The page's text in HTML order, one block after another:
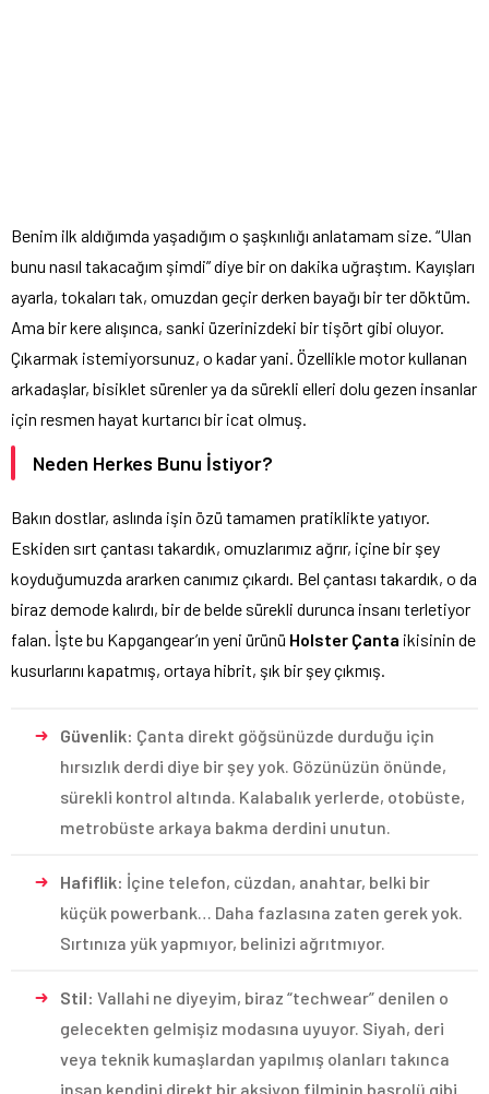
Benim ilk aldığımda yaşadığım o şaşkınlığı anlatamam size. “Ulan
bunu nasıl takacağım şimdi” diye bir on dakika uğraştım. Kayışları
ayarla, tokaları tak, omuzdan geçir derken bayağı bir ter döktüm.
Ama bir kere alışınca, sanki üzerinizdeki bir tişört gibi oluyor.
Çıkarmak istemiyorsunuz, o kadar yani. Özellikle motor kullanan
arkadaşlar, bisiklet sürenler ya da sürekli elleri dolu gezen insanlar
için resmen hayat kurtarıcı bir icat olmuş.
Neden Herkes Bunu İstiyor?
Bakın dostlar, aslında işin özü tamamen pratiklikte yatıyor.
Eskiden sırt çantası takardık, omuzlarımız ağrır, içine bir şey
koyduğumuzda ararken canımız çıkardı. Bel çantası takardık, o da
biraz demode kalırdı, bir de belde sürekli durunca insanı terletiyor
falan. İşte bu Kapgangear’ın yeni ürünü Holster Çanta ikisinin de
kusurlarını kapatmış, ortaya hibrit, şık bir şey çıkmış.
Güvenlik: Çanta direkt göğsünüzde durduğu için
hırsızlık derdi diye bir şey yok. Gözünüzün önünde,
sürekli kontrol altında. Kalabalık yerlerde, otobüste,
metrobüste arkaya bakma derdini unutun.
Hafiflik: İçine telefon, cüzdan, anahtar, belki bir
küçük powerbank… Daha fazlasına zaten gerek yok.
Sırtınıza yük yapmıyor, belinizi ağrıtmıyor.
Stil: Vallahi ne diyeyim, biraz “techwear” denilen o
gelecekten gelmişiz modasına uyuyor. Siyah, deri
veya teknik kumaşlardan yapılmış olanları takınca
insan kendini direkt bir aksiyon filminin başrolü gibi